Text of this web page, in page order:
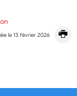
le13 février 2026